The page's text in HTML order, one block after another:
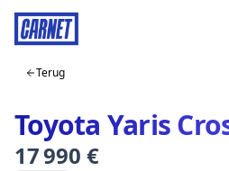
Terug
Toyota Yaris
17 990 €